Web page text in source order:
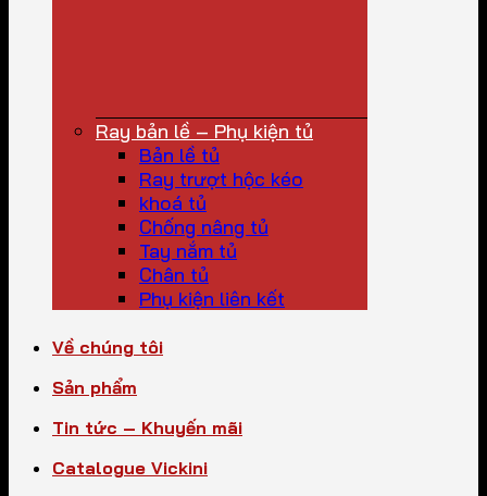
Ray bản lề – Phụ kiện tủ
Bản lề tủ
Ray trượt hộc kéo
khoá tủ
Chống nâng tủ
Tay nắm tủ
Chân tủ
Phụ kiện liên kết
Về chúng tôi
Sản phẩm
Tin tức – Khuyến mãi
Catalogue Vickini